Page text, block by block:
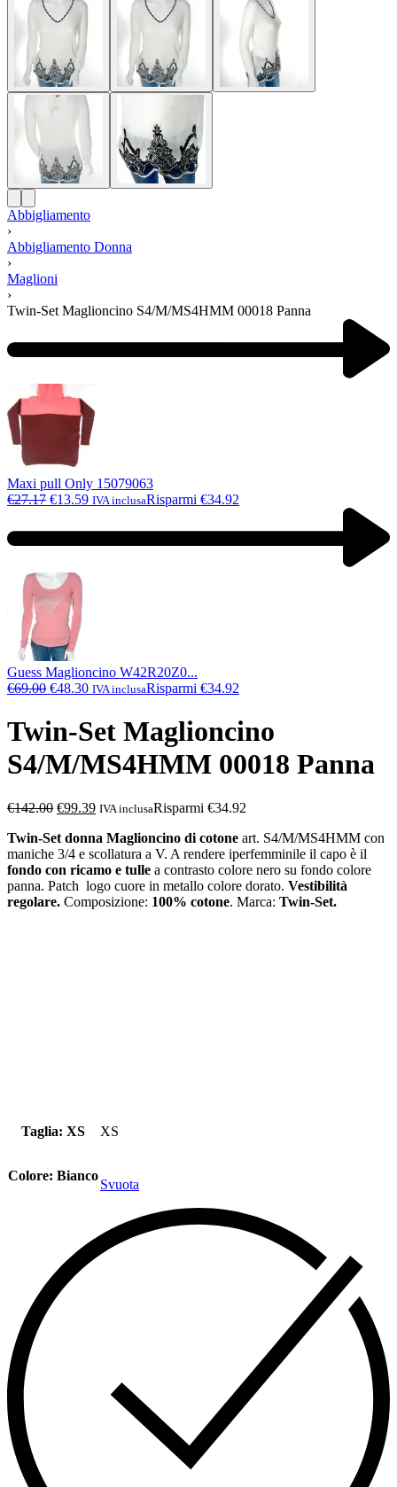
Abbigliamento
›
Abbigliamento Donna
›
Maglioni
›
Twin-Set Maglioncino S4/M/MS4HMM 00018 Panna
Maxi pull Only 15079063
€27.17 €13.59 IVA inclusaRisparmi €34.92
Guess Maglioncino W42R20Z0...
€69.00 €48.30 IVA inclusaRisparmi €34.92
Twin-Set Maglioncino
S4/M/MS4HMM 00018 Panna
€142.00 €99.39 IVA inclusaRisparmi €34.92
Twin-Set donna Maglioncino di cotone art. S4/M/MS4HMM con
maniche 3/4 e scollatura a V. A rendere iperfemminile il capo è il
fondo con ricamo e tulle a contrasto colore nero su fondo colore
panna. Patch logo cuore in metallo colore dorato. Vestibilità
regolare. Composizione: 100% cotone. Marca: Twin-Set.
Taglia: XS XS
Colore: Bianco
Svuota